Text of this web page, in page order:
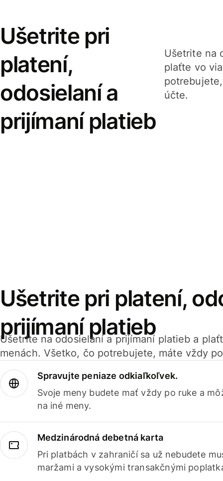
Ušetrite pri
platení,
odosielaní a
prijímaní platieb
Ušetrite na
plaťte vo
účte.
Ušetrite pri platení,
prijímaní platieb
Ušetrite na odosielaní a prijímaní platieb a
menách. Všetko, čo potrebujete, máte vždy
Spravujte peniaze odkiaľkoľvek.
Svoje meny budete mať vždy po ruke a
na iné meny.
Medzinárodná debetná karta
Pri platbách v zahraničí sa už nebudete
maržami a vysokými transakčnými